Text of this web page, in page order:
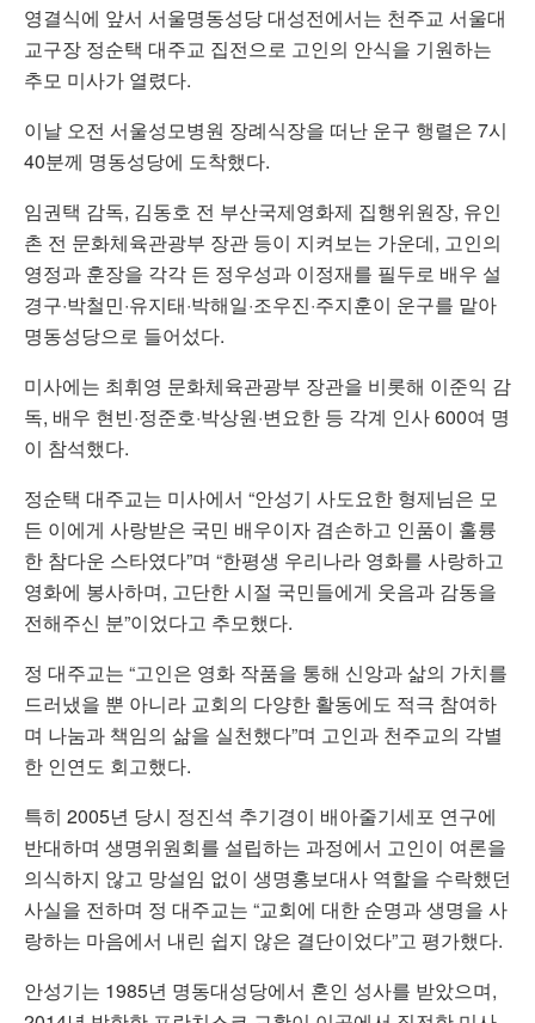
영결식에 앞서 서울명동성당 대성전에서는 천주교 서울대
교구장 정순택 대주교 집전으로 고인의 안식을 기원하는
추모 미사가 열렸다.
이날 오전 서울성모병원 장례식장을 떠난 운구 행렬은 7시
40분께 명동성당에 도착했다.
임권택 감독, 김동호 전 부산국제영화제 집행위원장, 유인
촌 전 문화체육관광부 장관 등이 지켜보는 가운데, 고인의
영정과 훈장을 각각 든 정우성과 이정재를 필두로 배우 설
경구·박철민·유지태·박해일·조우진·주지훈이 운구를 맡아
명동성당으로 들어섰다.
미사에는 최휘영 문화체육관광부 장관을 비롯해 이준익 감
독, 배우 현빈·정준호·박상원·변요한 등 각계 인사 600여 명
이 참석했다.
정순택 대주교는 미사에서 “안성기 사도요한 형제님은 모
든 이에게 사랑받은 국민 배우이자 겸손하고 인품이 훌륭
한 참다운 스타였다”며 “한평생 우리나라 영화를 사랑하고
영화에 봉사하며, 고단한 시절 국민들에게 웃음과 감동을
전해주신 분”이었다고 추모했다.
정 대주교는 “고인은 영화 작품을 통해 신앙과 삶의 가치를
드러냈을 뿐 아니라 교회의 다양한 활동에도 적극 참여하
며 나눔과 책임의 삶을 실천했다”며 고인과 천주교의 각별
한 인연도 회고했다.
특히 2005년 당시 정진석 추기경이 배아줄기세포 연구에
반대하며 생명위원회를 설립하는 과정에서 고인이 여론을
의식하지 않고 망설임 없이 생명홍보대사 역할을 수락했던
사실을 전하며 정 대주교는 “교회에 대한 순명과 생명을 사
랑하는 마음에서 내린 쉽지 않은 결단이었다”고 평가했다.
안성기는 1985년 명동대성당에서 혼인 성사를 받았으며,